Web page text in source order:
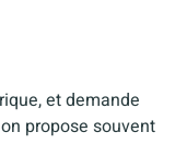
et demande
propose souvent